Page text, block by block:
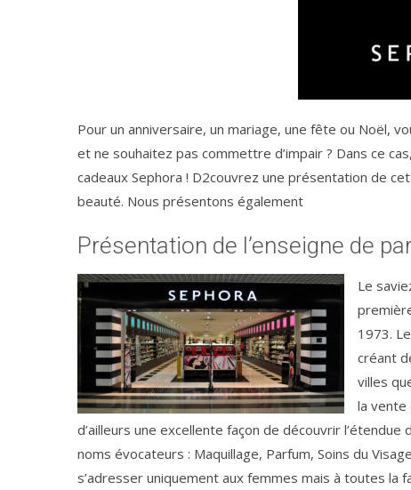
Pour un anniversaire, un mariage, une fête ou Noël,
et ne souhaitez pas commettre d’impair ? Dans ce
cadeaux Sephora ! D2couvrez une présentation de
beauté. Nous présentons également
Présentation de l’enseigne de
Le
1973.
créant
villes
la vente
d’ailleurs une excellente façon de découvrir
noms évocateurs : Maquillage, Parfum, Soins du
s’adresser uniquement aux femmes mais à toutes la